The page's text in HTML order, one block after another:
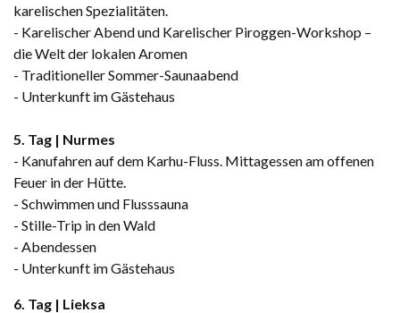
karelischen Spezialitäten.
- Karelischer Abend und Karelischer Piroggen-Workshop –
die Welt der lokalen Aromen
- Traditioneller Sommer-Saunaabend
- Unterkunft im Gästehaus
5. Tag | Nurmes
- Kanufahren auf dem Karhu-Fluss. Mittagessen am offenen
Feuer in der Hütte.
- Schwimmen und Flusssauna
- Stille-Trip in den Wald
- Abendessen
- Unterkunft im Gästehaus
6. Tag | Lieksa